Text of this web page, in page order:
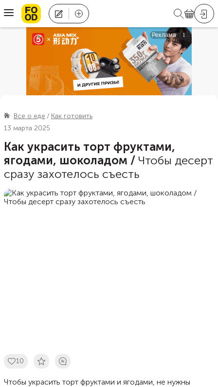
Все о еде
Как готовить
13 марта 2025
Как украсить торт фруктами,
ягодами, шоколадом / Чтобы десерт
сразу захотелось съесть
10
Чтобы украсить торт фруктами и ягодами, не нужны